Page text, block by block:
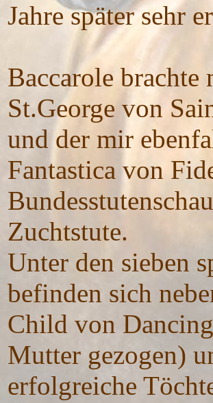
Jahre später sehr
Baccarole brachte
St.George von
und der mir
Fantastica von
Zuchtstute.
Unter den sieben
befinden sich
Child von
Mutter gezogen)
erfolgreiche